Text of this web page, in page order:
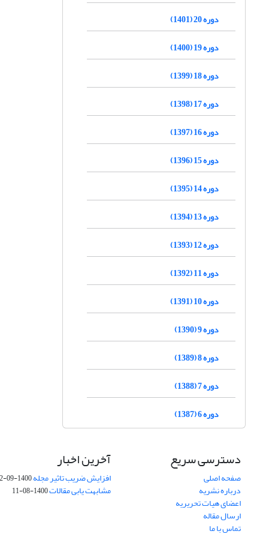
دوره 20 (1401)
دوره 19 (1400)
دوره 18 (1399)
دوره 17 (1398)
دوره 16 (1397)
دوره 15 (1396)
دوره 14 (1395)
دوره 13 (1394)
دوره 12 (1393)
دوره 11 (1392)
دوره 10 (1391)
دوره 9 (1390)
دوره 8 (1389)
دوره 7 (1388)
دوره 6 (1387)
دسترسی سریع
صفحه اصلی
درباره نشریه
اعضای هیات تحریریه
ارسال مقاله
تماس با ما
آخرین اخبار
افزایش ضریب تاثیر مجله1400-09-02
مشابهت یابی مقالات1400-08-11